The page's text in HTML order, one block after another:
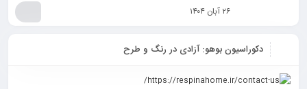
۲۶ آبان ۱۴۰۴
دکوراسیون بوهو: آزادی در رنگ و طرح